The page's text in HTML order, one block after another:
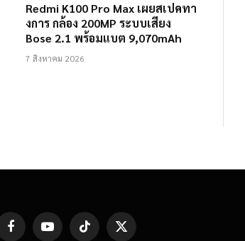
Redmi K100 Pro Max เผยสเปคทา
งการ กล้อง 200MP ระบบเสียง
Bose 2.1 พร้อมแบต 9,070mAh
7 สิงหาคม 2026
FacebookYouTube TikTok
X